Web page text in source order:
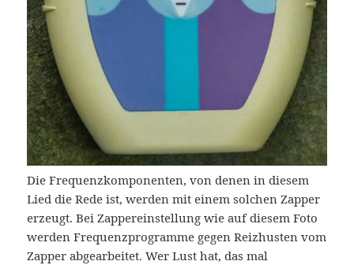
Die Frequenzkomponenten, von denen in diesem
Lied die Rede ist, werden mit einem solchen Zapper
erzeugt. Bei Zappereinstellung wie auf diesem Foto
werden Frequenzprogramme gegen Reizhusten vom
Zapper abgearbeitet. Wer Lust hat, das mal